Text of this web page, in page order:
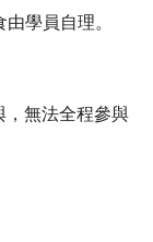
學員自理。
無法全程參與